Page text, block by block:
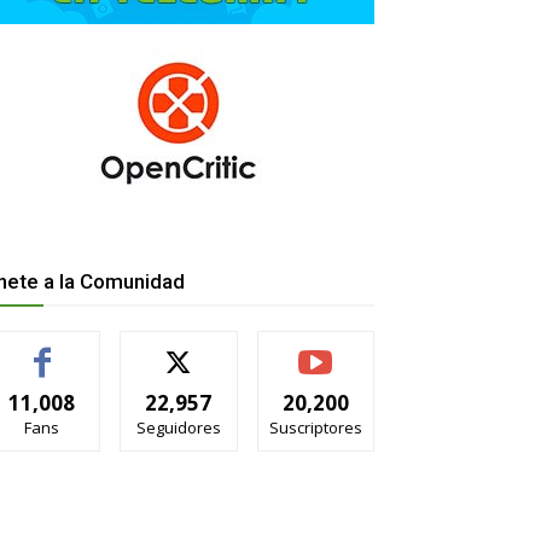
a la Comunidad
11,008
Fans
22,957
Seguidores
20,200
Suscriptores